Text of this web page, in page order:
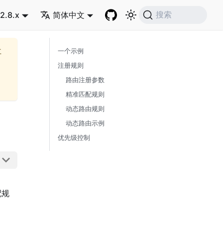
2.8.x 简体中文 搜索
一个示例
注册规则
路由注册参数
精准匹配规则
动态路由规则
动态路由示例
优先级控制